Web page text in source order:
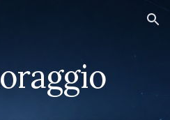
Skip to navigation